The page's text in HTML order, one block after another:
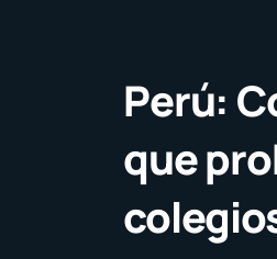
Perú:
que